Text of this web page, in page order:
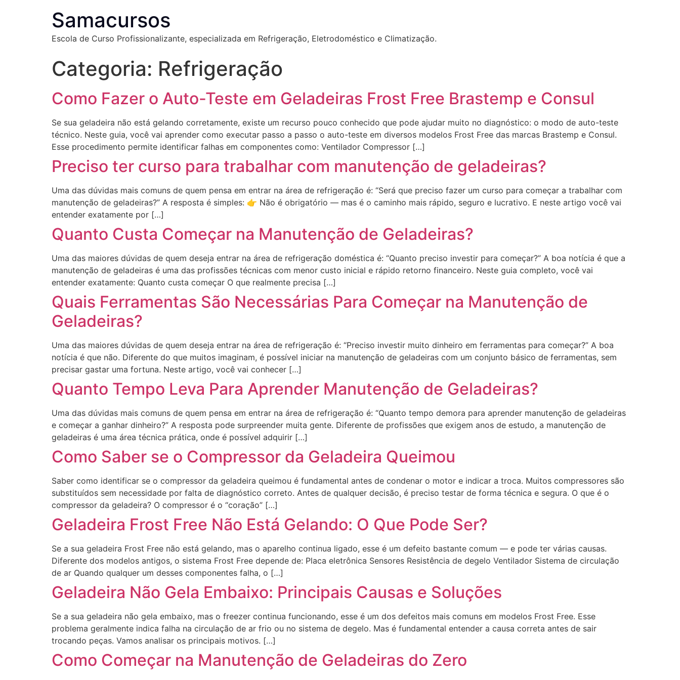
Samacursos
Escola de Curso Profissionalizante, especializada em Refrigeração, Eletrodoméstico e Climatização.
Categoria: Refrigeração
Como Fazer o Auto-Teste em Geladeiras Frost Free Brastemp e Consul
Se sua geladeira não está gelando corretamente, existe um recurso pouco conhecido que pode ajudar muito no diagnóstico: o modo de auto-teste
técnico. Neste guia, você vai aprender como executar passo a passo o auto-teste em diversos modelos Frost Free das marcas Brastemp e Consul.
Esse procedimento permite identificar falhas em componentes como: Ventilador Compressor […]
Preciso ter curso para trabalhar com manutenção de geladeiras?
Uma das dúvidas mais comuns de quem pensa em entrar na área de refrigeração é: “Será que preciso fazer um curso para começar a trabalhar com
manutenção de geladeiras?” A resposta é simples: 👉 Não é obrigatório — mas é o caminho mais rápido, seguro e lucrativo. E neste artigo você vai
entender exatamente por […]
Quanto Custa Começar na Manutenção de Geladeiras?
Uma das maiores dúvidas de quem deseja entrar na área de refrigeração doméstica é: “Quanto preciso investir para começar?” A boa notícia é que a
manutenção de geladeiras é uma das profissões técnicas com menor custo inicial e rápido retorno financeiro. Neste guia completo, você vai
entender exatamente: Quanto custa começar O que realmente precisa […]
Quais Ferramentas São Necessárias Para Começar na Manutenção de
Geladeiras?
Uma das maiores dúvidas de quem deseja entrar na área de refrigeração é: “Preciso investir muito dinheiro em ferramentas para começar?” A boa
notícia é que não. Diferente do que muitos imaginam, é possível iniciar na manutenção de geladeiras com um conjunto básico de ferramentas, sem
precisar gastar uma fortuna. Neste artigo, você vai conhecer […]
Quanto Tempo Leva Para Aprender Manutenção de Geladeiras?
Uma das dúvidas mais comuns de quem pensa em entrar na área de refrigeração é: “Quanto tempo demora para aprender manutenção de geladeiras
e começar a ganhar dinheiro?” A resposta pode surpreender muita gente. Diferente de profissões que exigem anos de estudo, a manutenção de
geladeiras é uma área técnica prática, onde é possível adquirir […]
Como Saber se o Compressor da Geladeira Queimou
Saber como identificar se o compressor da geladeira queimou é fundamental antes de condenar o motor e indicar a troca. Muitos compressores são
substituídos sem necessidade por falta de diagnóstico correto. Antes de qualquer decisão, é preciso testar de forma técnica e segura. O que é o
compressor da geladeira? O compressor é o “coração” […]
Geladeira Frost Free Não Está Gelando: O Que Pode Ser?
Se a sua geladeira Frost Free não está gelando, mas o aparelho continua ligado, esse é um defeito bastante comum — e pode ter várias causas.
Diferente dos modelos antigos, o sistema Frost Free depende de: Placa eletrônica Sensores Resistência de degelo Ventilador Sistema de circulação
de ar Quando qualquer um desses componentes falha, o […]
Geladeira Não Gela Embaixo: Principais Causas e Soluções
Se a sua geladeira não gela embaixo, mas o freezer continua funcionando, esse é um dos defeitos mais comuns em modelos Frost Free. Esse
problema geralmente indica falha na circulação de ar frio ou no sistema de degelo. Mas é fundamental entender a causa correta antes de sair
trocando peças. Vamos analisar os principais motivos. […]
Como Começar na Manutenção de Geladeiras do Zero